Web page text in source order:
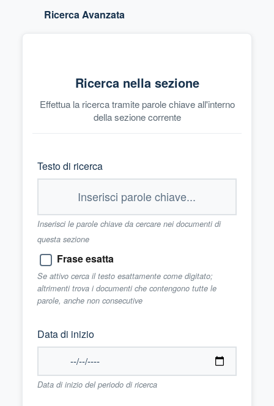
Ricerca Avanzata
Ricerca nella sezione
Effettua la ricerca tramite parole chiave all'interno
della sezione corrente
Testo di ricerca
Inserisci le parole chiave da cercare nei documenti di
questa sezione
Frase esatta
Se attivo cerca il testo esattamente come digitato;
altrimenti trova i documenti che contengono tutte le
parole, anche non consecutive
Data di inizio
Data di inizio del periodo di ricerca